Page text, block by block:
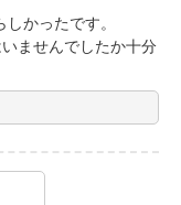
かったです。
ませんでしたか十分